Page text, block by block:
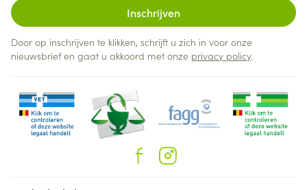
Inschrijven
Door op inschrijven te klikken, schrijft u zich in voor onze
nieuwsbrief en gaat u akkoord met onze privacy policy.